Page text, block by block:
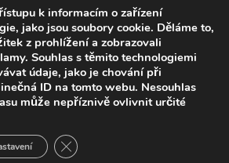
s.r.o. Všechna práva vyhrazena.
k informacím o zařízení
jako jsou soubory cookie. Děláme to,
z prohlížení a zobrazovali
Souhlas s těmito technologiemi
údaje, jako je chování při
ID na tomto webu. Nesouhlas
může nepříznivě ovlivnit určité
Zavřít cookie lištu GDPR